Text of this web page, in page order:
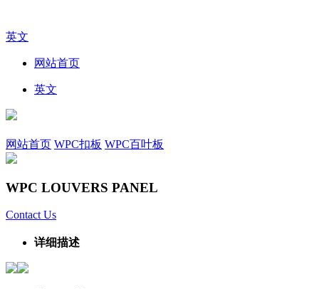
英文
网站首页
英文
网站首页 WPC扣板 WPC百叶板
WPC LOUVERS PANEL
Contact Us
详细描述